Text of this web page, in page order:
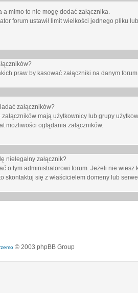
mimo to nie mogę dodać załącznika.
forum ustawił limit wielkości jednego pliku
praw by kasować załączniki na danym
załączników?
mają użytkownicy lub grupy
możliwości oglądania załączników.
nielegalny załącznik?
o tym administratorowi forum. Jeżeli nie
skontaktuj się z właścicielem domeny lub
© 2003 phpBB Group